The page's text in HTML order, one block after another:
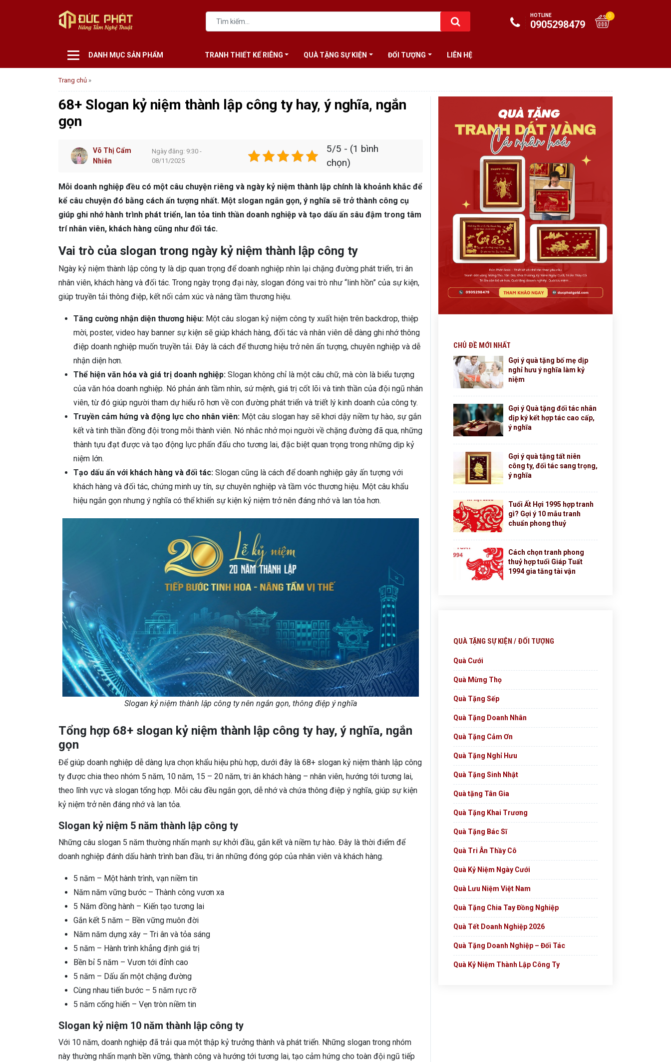
HOTLINE
0905298479
0
DANH MỤC SẢN PHẨM TRANH THIẾT KẾ RIÊNG QUÀ TẶNG SỰ KIỆN ĐỐI TƯỢNG LIÊN HỆ
Trang chủ »
68+ Slogan kỷ niệm thành lập công ty hay, ý nghĩa, ngắn
gọn
Võ Thị Cẩm
Nhiên
Ngày đăng: 9:30 -
08/11/2025
5/5 - (1 bình
chọn)
Mỗi doanh nghiệp đều có một câu chuyện riêng và ngày kỷ niệm thành lập chính là khoảnh khắc để
kể câu chuyện đó bằng cách ấn tượng nhất. Một slogan ngắn gọn, ý nghĩa sẽ trở thành công cụ
giúp ghi nhớ hành trình phát triển, lan tỏa tinh thần doanh nghiệp và tạo dấu ấn sâu đậm trong tâm
trí nhân viên, khách hàng cũng như đối tác.
Vai trò của slogan trong ngày kỷ niệm thành lập công ty
Ngày kỷ niệm thành lập công ty là dịp quan trọng để doanh nghiệp nhìn lại chặng đường phát triển, tri ân
nhân viên, khách hàng và đối tác. Trong ngày trọng đại này, slogan đóng vai trò như “linh hồn” của sự kiện,
giúp truyền tải thông điệp, kết nối cảm xúc và nâng tầm thương hiệu.
Tăng cường nhận diện thương hiệu: Một câu slogan kỷ niệm công ty xuất hiện trên backdrop, thiệp
mời, poster, video hay banner sự kiện sẽ giúp khách hàng, đối tác và nhân viên dễ dàng ghi nhớ thông
điệp doanh nghiệp muốn truyền tải. Đây là cách để thương hiệu trở nên ấn tượng, chuyên nghiệp và dễ
nhận diện hơn.
Thể hiện văn hóa và giá trị doanh nghiệp: Slogan không chỉ là một câu chữ, mà còn là biểu tượng
của văn hóa doanh nghiệp. Nó phản ánh tầm nhìn, sứ mệnh, giá trị cốt lõi và tinh thần của đội ngũ nhân
viên, từ đó giúp người tham dự hiểu rõ hơn về con đường phát triển và triết lý kinh doanh của công ty.
Truyền cảm hứng và động lực cho nhân viên: Một câu slogan hay sẽ khơi dậy niềm tự hào, sự gắn
kết và tinh thần đồng đội trong mỗi thành viên. Nó nhắc nhở mọi người về chặng đường đã qua, những
thành tựu đạt được và tạo động lực phấn đấu cho tương lai, đặc biệt quan trọng trong những dịp kỷ
niệm lớn.
Tạo dấu ấn với khách hàng và đối tác: Slogan cũng là cách để doanh nghiệp gây ấn tượng với
khách hàng và đối tác, chứng minh uy tín, sự chuyên nghiệp và tầm vóc thương hiệu. Một câu khẩu
hiệu ngắn gọn nhưng ý nghĩa có thể khiến sự kiện kỷ niệm trở nên đáng nhớ và lan tỏa hơn.
Slogan kỷ niệm thành lập công ty nên ngắn gọn, thông điệp ý nghĩa
Tổng hợp 68+ slogan kỷ niệm thành lập công ty hay, ý nghĩa, ngắn
gọn
Để giúp doanh nghiệp dễ dàng lựa chọn khẩu hiệu phù hợp, dưới đây là 68+ slogan kỷ niệm thành lập công
ty được chia theo nhóm 5 năm, 10 năm, 15 – 20 năm, tri ân khách hàng – nhân viên, hướng tới tương lai,
theo lĩnh vực và slogan tổng hợp. Mỗi câu đều ngắn gọn, dễ nhớ và chứa thông điệp ý nghĩa, giúp sự kiện
kỷ niệm trở nên đáng nhớ và lan tỏa.
Slogan kỷ niệm 5 năm thành lập công ty
Những câu slogan 5 năm thường nhấn mạnh sự khởi đầu, gắn kết và niềm tự hào. Đây là thời điểm để
doanh nghiệp đánh dấu hành trình ban đầu, tri ân những đóng góp của nhân viên và khách hàng.
5 năm – Một hành trình, vạn niềm tin
Năm năm vững bước – Thành công vươn xa
5 Năm đồng hành – Kiến tạo tương lai
Gắn kết 5 năm – Bền vững muôn đời
Năm năm dựng xây – Tri ân và tỏa sáng
5 năm – Hành trình khẳng định giá trị
Bền bỉ 5 năm – Vươn tới đỉnh cao
5 năm – Dấu ấn một chặng đường
Cùng nhau tiến bước – 5 năm rực rỡ
5 năm cống hiến – Vẹn tròn niềm tin
Slogan kỷ niệm 10 năm thành lập công ty
Với 10 năm, doanh nghiệp đã trải qua một thập kỷ trưởng thành và phát triển. Những slogan trong nhóm
này thường nhấn mạnh bền vững, thành công và hướng tới tương lai, tạo cảm hứng cho toàn đội ngũ tiếp
CHỦ ĐỀ MỚI NHẤT
Gợi ý quà tặng bố mẹ dịp
nghỉ hưu ý nghĩa làm kỷ
niệm
Gợi ý Quà tặng đối tác nhân
dịp ký kết hợp tác cao cấp,
ý nghĩa
Gợi ý quà tặng tất niên
công ty, đối tác sang trọng,
ý nghĩa
Tuổi Ất Hợi 1995 hợp tranh
gì? Gợi ý 10 mẫu tranh
chuẩn phong thuỷ
Cách chọn tranh phong
thuỷ hợp tuổi Giáp Tuất
1994 gia tăng tài vận
QUÀ TẶNG SỰ KIỆN / ĐỐI TƯỢNG
Quà Cưới
Quà Mừng Thọ
Quà Tặng Sếp
Quà Tặng Doanh Nhân
Quà Tặng Cảm Ơn
Quà Tặng Nghỉ Hưu
Quà Tặng Sinh Nhật
Quà tặng Tân Gia
Quà Tặng Khai Trương
Quà Tặng Bác Sĩ
Quà Tri Ân Thầy Cô
Quà Kỷ Niệm Ngày Cưới
Quà Lưu Niệm Việt Nam
Quà Tặng Chia Tay Đồng Nghiệp
Quà Tết Doanh Nghiệp 2026
Quà Tặng Doanh Nghiệp – Đối Tác
Quà Kỷ Niệm Thành Lập Công Ty